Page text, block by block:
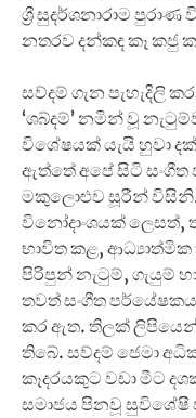
ශ්‍රී සුදර්ශනාරාම
නතරව දන්කඳ කෑ කජු
සව්දම් ගැන පැහැදිලි
‘ශබ්දම්’ නමින් වූ
විශේෂයක් යැයි හුවා
ඇත්තේ අපේ සිටි
මකුලොළුව සූරීන්
විනෝදාංශයක් ලෙසත්,
භාවිත කළ,
පිරිපුන් නැටුම්, ගැයුම්
තවත් සංගීත
කර ඇත. තිලක්
තිබේ. සව්දම් ජෙමා
කෑදරයකුට වඩා මීට
සමාජය පිනවූ සුවිශේෂී